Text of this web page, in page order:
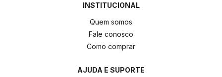
INSTITUCIONAL
Quem somos
Fale conosco
Como comprar
AJUDA E SUPORTE